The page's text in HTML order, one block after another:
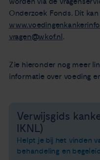
Onderzoek Fonds. Dit
vragen@wkof.nl.
Zie hieronder nog meer
informatie over voeding
Verwijsgids
IKNL)
Helpt je bij het vinden
behandeling en